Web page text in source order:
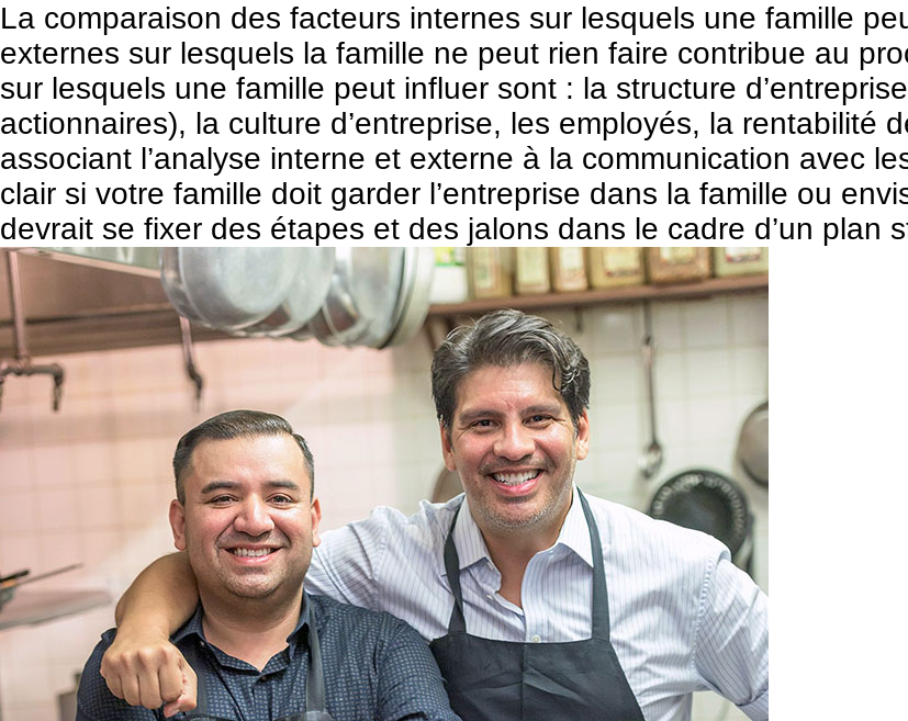
La comparaison des facteurs internes sur lesquels une famille
externes sur lesquels la famille ne peut rien faire contribue au
sur lesquels une famille peut influer sont : la structure
actionnaires), la culture d’entreprise, les employés, la rentabilité
associant l’analyse interne et externe à la communication avec
clair si votre famille doit garder l’entreprise dans la famille ou
devrait se fixer des étapes et des jalons dans le cadre d’un plan